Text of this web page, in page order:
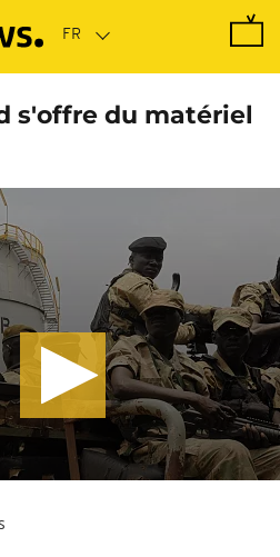
s'offre du matériel